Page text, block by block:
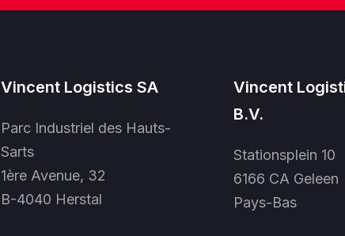
Vincent Logistics SA
Parc Industriel des Hauts-
Sarts
1ère Avenue, 32
B-4040 Herstal
Vincent
B.V.
Stationsplein 10
6166 CA Geleen
Pays-Bas